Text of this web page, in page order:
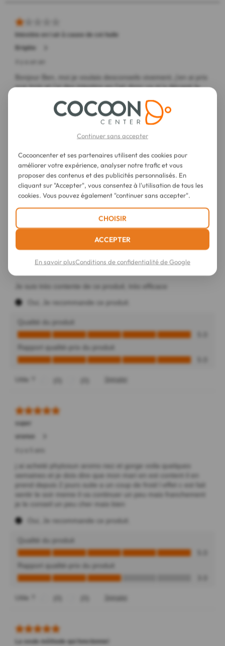
Continuer sans accepter
Cocooncenter et ses partenaires utilisent des cookies pour
améliorer votre expérience, analyser notre trafic et vous
proposer des contenus et des publicités personnalisés. En
cliquant sur "Accepter", vous consentez à l'utilisation de tous les
cookies. Vous pouvez également "continuer sans accepter".
CHOISIR
ACCEPTER
En savoir plusConditions de confidentialité de Google